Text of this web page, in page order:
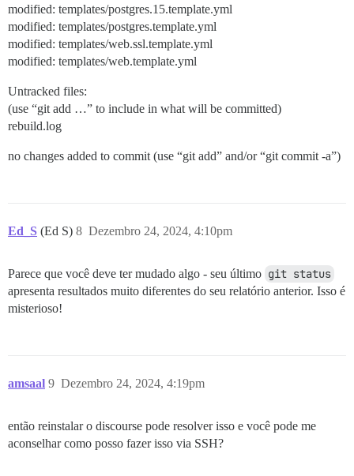
modified: templates/postgres.15.template.yml
modified: templates/postgres.template.yml
modified: templates/web.ssl.template.yml
modified: templates/web.template.yml
Untracked files:
(use “git add …” to include in what will be committed)
rebuild.log
no changes added to commit (use “git add” and/or “git commit -a”)
Ed_S (Ed S) Dezembro 24, 2024, 4:10pm
8
Parece que você deve ter mudado algo - seu último git status
apresenta resultados muito diferentes do seu relatório anterior. Isso é
misterioso!
amsaal Dezembro 24, 2024, 4:19pm
9
então reinstalar o discourse pode resolver isso e você pode me
aconselhar como posso fazer isso via SSH?